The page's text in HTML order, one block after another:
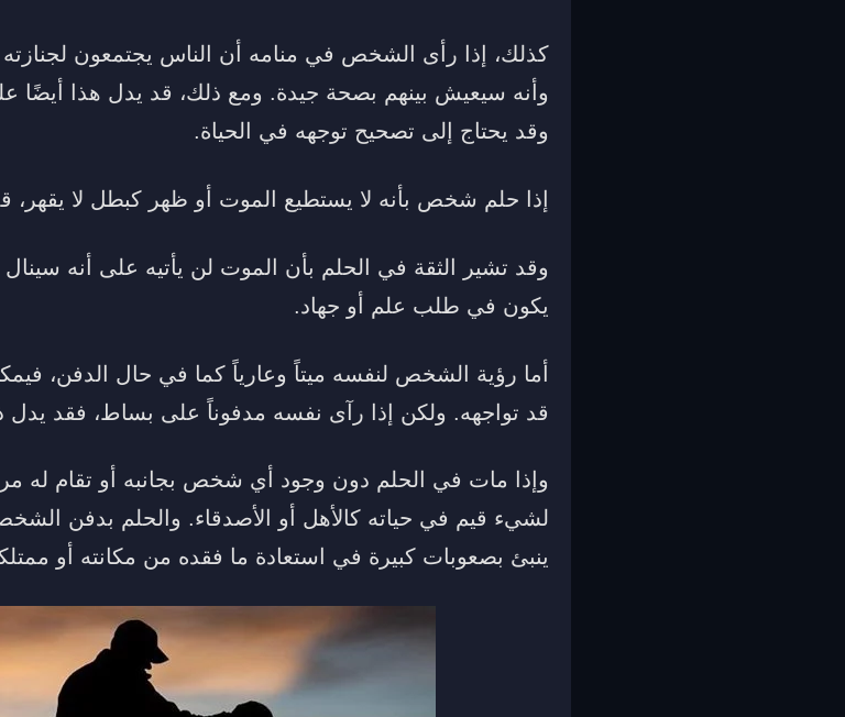
كذلك، إذا رأى الشخص في منامه أن الناس يجتمعون
وأنه سيعيش بينهم بصحة جيدة. ومع ذلك، قد يدل هذا أيضًا
وقد يحتاج إلى تصحيح توجهه في الحياة.
إذا حلم شخص بأنه لا يستطيع الموت أو ظهر كبطل لا
وقد تشير الثقة في الحلم بأن الموت لن يأتيه على أنه
يكون في طلب علم أو جهاد.
أما رؤية الشخص لنفسه ميتاً وعارياً كما في حال الدفن،
قد تواجهه. ولكن إذا رآى نفسه مدفوناً على بساط، فقد يدل
وإذا مات في الحلم دون وجود أي شخص بجانبه أو تقام له
لشيء قيم في حياته كالأهل أو الأصدقاء. والحلم بدفن
ينبئ بصعوبات كبيرة في استعادة ما فقده من مكانته أو